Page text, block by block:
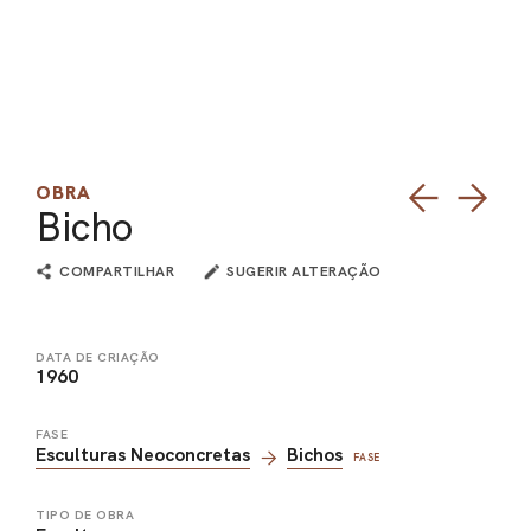
OBRA
Bicho
COMPARTILHAR SUGERIR ALTERAÇÃO
DATA DE CRIAÇÃO
1960
FASE
Esculturas Neoconcretas Bichos FASE
TIPO DE OBRA